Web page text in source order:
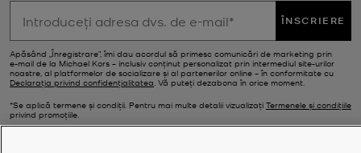
ÎNSCRIERE
Apăsând „Înregistrare”, îmi dau acordul să primesc comunicări de marketing prin
e‑mail de la Michael Kors – inclusiv conținut personalizat prin intermediul site-urilor
noastre, al platformelor de socializare și al partenerilor online – în conformitate cu
Declarația privind confidențialitatea. Vă puteți dezabona în orice moment.
*Se aplică termene și condiții. Pentru mai multe detalii vizualizați Termenele și condițiile
privind promoțiile.